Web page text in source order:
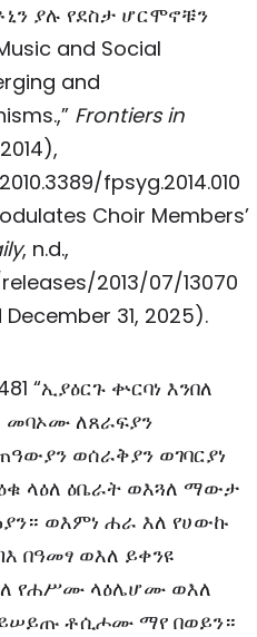
ያሉ የደስታ ሆርሞኖቹን
and Social
and
Frontiers in
fpsyg.2014.010
Choir Members’
, n.d.,
2013/07/13070
31, 2025).
“ኢያዕርጉ ቍርባነ እንበለ
መባኦሙ ለጸራፍያን
ወሰራቅያን ወገባርያነ
ላዕለ ዕቤራት ወእጓለ ማውታ
ወእምነ ሐራ እለ የሀውኩ
በዓመፃ ወእለ ይቀንዩ
የሐሥሙ ላዕሌሆሙ ወእለ
ይሠይጡ ቶሲሖሙ ማየ በወይን።